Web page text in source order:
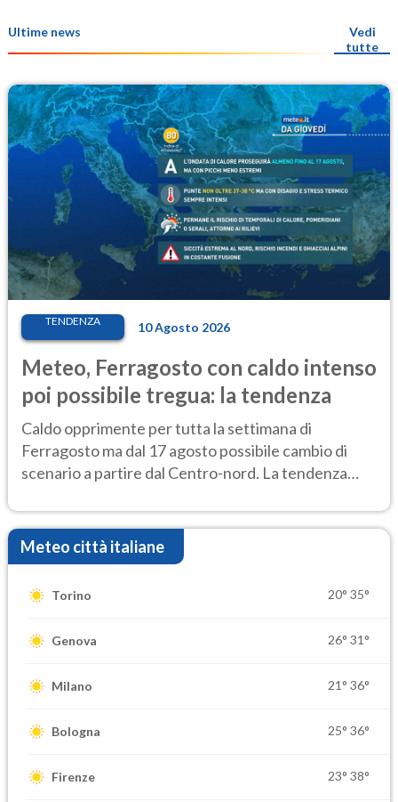
Ultime news
Vedi
tutte
TENDENZA 10 Agosto 2026
Meteo, Ferragosto con caldo intenso
poi possibile tregua: la tendenza
Caldo opprimente per tutta la settimana di
Ferragosto ma dal 17 agosto possibile cambio di
scenario a partire dal Centro-nord. La tendenza
Meteo città italiane
Torino 20° 35°
Genova 26° 31°
Milano 21° 36°
Bologna 25° 36°
Firenze 23° 38°